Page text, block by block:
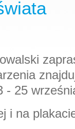
- 25
i na